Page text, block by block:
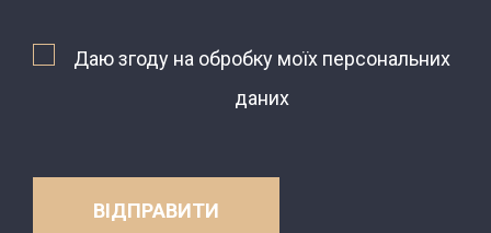
Даю згоду на обробку моїх персональних
даних